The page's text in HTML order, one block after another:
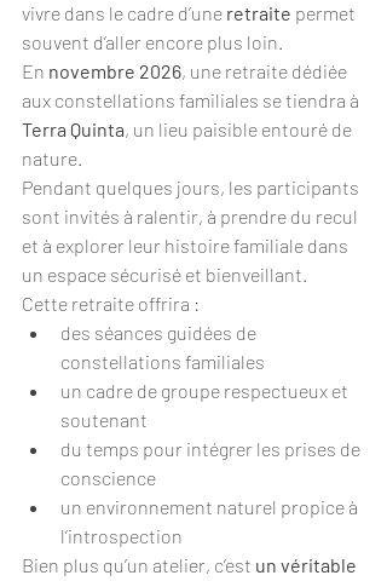
vivre dans le cadre d’une retraite permet
souvent d’aller encore plus loin.
En novembre 2026, une retraite dédiée
aux constellations familiales se tiendra à
Terra Quinta, un lieu paisible entouré de
nature.
Pendant quelques jours, les participants
sont invités à ralentir, à prendre du recul
et à explorer leur histoire familiale dans
un espace sécurisé et bienveillant.
Cette retraite offrira :
des séances guidées de
constellations familiales
un cadre de groupe respectueux et
soutenant
du temps pour intégrer les prises de
conscience
un environnement naturel propice à
l’introspection
Bien plus qu’un atelier, c’est un véritable